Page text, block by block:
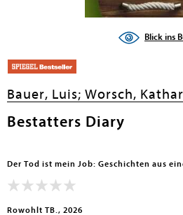
Blick ins
Bauer, Luis; Worsch,
Bestatters Diary
Der Tod ist mein Job: Geschichten aus
Rowohlt TB., 2026